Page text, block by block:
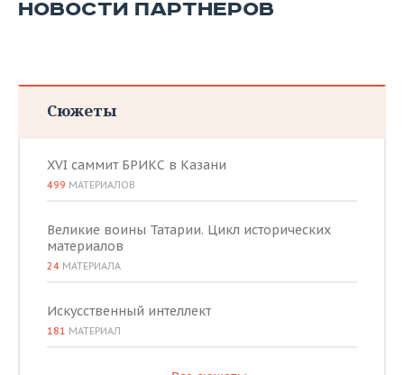
НОВОСТИ ПАРТНЕРОВ
Сюжеты
XVI саммит БРИКС в Казани
499 МАТЕРИАЛОВ
Великие воины Татарии. Цикл исторических
материалов
24 МАТЕРИАЛА
Искусственный интеллект
181 МАТЕРИАЛ